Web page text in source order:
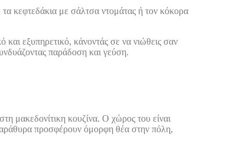
κεφτεδάκια με σάλτσα ντομάτας ή τον κόκορα
εξυπηρετικό, κάνοντάς σε να νιώθεις σαν
παράδοση και γεύση.
μακεδονίτικη κουζίνα. Ο χώρος του είναι
προσφέρουν όμορφη θέα στην πόλη,